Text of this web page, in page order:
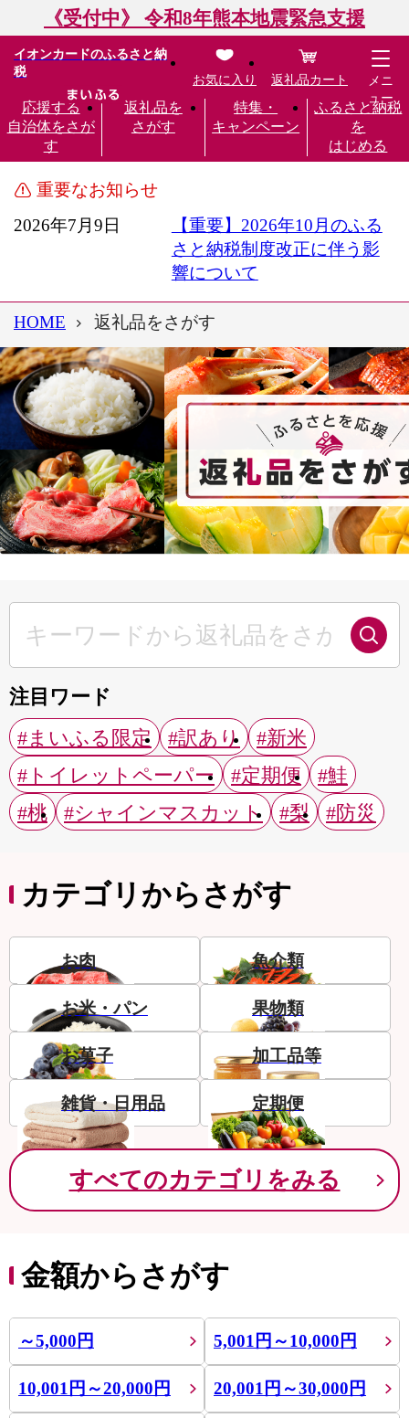
《受付中》 令和8年熊本地震緊急支援
イオンカードのふるさと納
税
応援する
自治体をさが
す
返礼品を
さがす
特集・
キャンペーン
ふるさと納税
を
はじめる
お気に入り 返礼品カート
メニ
ュー
重要なお知らせ
2026年7月9日
【重要】2026年10月のふる
さと納税制度改正に伴う影
響について
HOME 返礼品をさがす
注目ワード
#まいふる限定
#訳あり
#新米
#トイレットペーパー
#定期便
#鮭
#桃
#シャインマスカット #梨 #防災
カテゴリからさがす
お肉 魚介類
お米・パン 果物類
お菓子 加工品等
雑貨・日用品 定期便
すべてのカテゴリをみる
金額からさがす
～5,000円 5,001円～10,000円
10,001円～20,000円 20,001円～30,000円